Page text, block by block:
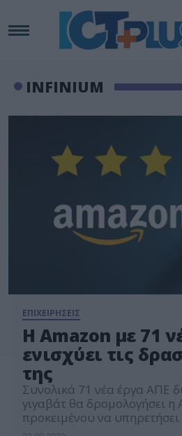
INFINIUM
ΕΠΙΧΕΙΡΗΣΕΙΣ
Η Amazon με 71
ενισχύει τις
της
Συνολικά 71 νέα έργα ΑΠΕ
γιγαβάτ θα δρομολογήσει η
προκειμένου να υπηρετήσει